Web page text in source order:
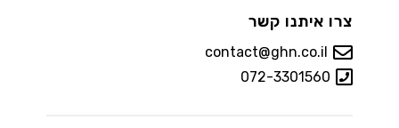
צרו איתנו קשר
contact@ghn.co.il
072-3301560